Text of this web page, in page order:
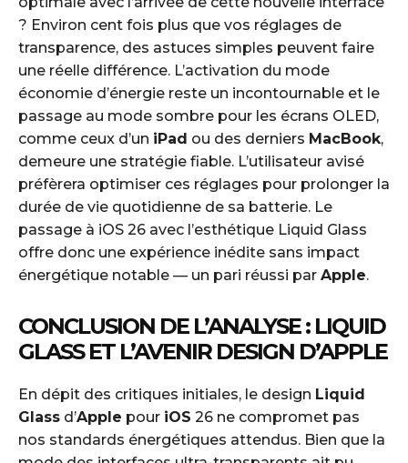
? Environ cent fois plus que vos réglages de
transparence, des astuces simples peuvent faire
une réelle différence. L’activation du mode
économie d’énergie reste un incontournable et le
passage au mode sombre pour les écrans OLED,
comme ceux d’un iPad ou des derniers MacBook,
demeure une stratégie fiable. L’utilisateur avisé
préfèrera optimiser ces réglages pour prolonger la
durée de vie quotidienne de sa batterie. Le
passage à iOS 26 avec l’esthétique Liquid Glass
offre donc une expérience inédite sans impact
énergétique notable — un pari réussi par Apple.
CONCLUSION DE L’ANALYSE : LIQUID
GLASS ET L’AVENIR DESIGN D’APPLE
En dépit des critiques initiales, le design Liquid
Glass d’Apple pour iOS 26 ne compromet pas
nos standards énergétiques attendus. Bien que la